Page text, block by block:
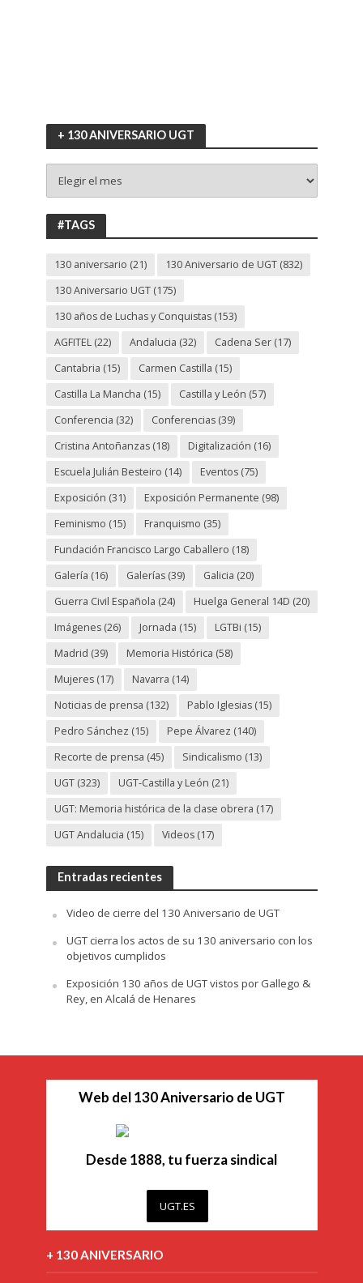
+ 130 ANIVERSARIO UGT
130
ANIVERSARIO
UGT
#TAGS
130 aniversario (21) 130 Aniversario de UGT(832)
130 Aniversario UGT(175)
130 años de Luchas y Conquistas(153)
AGFITEL(22) Andalucia (32) Cadena Ser(17)
Cantabria (15) Carmen Castilla (15)
Castilla La Mancha (15) Castilla y León (57)
Conferencia (32) Conferencias(39)
Cristina Antoñanzas(18) Digitalización (16)
Escuela Julián Besteiro (14) Eventos(75)
Exposición (31) Exposición Permanente (98)
Feminismo (15) Franquismo (35)
Fundación Francisco Largo Caballero (18)
Galería (16) Galerías(39) Galicia (20)
Guerra Civil Española (24) Huelga General 14D (20)
Imágenes(26) Jornada (15) LGTBi (15)
Madrid (39) Memoria Histórica (58)
Mujeres(17) Navarra (14)
Noticias de prensa (132) Pablo Iglesias(15)
Pedro Sánchez (15) Pepe Álvarez (140)
Recorte de prensa (45) Sindicalismo (13)
UGT(323) UGT-Castilla y León (21)
UGT: Memoria histórica de la clase obrera (17)
UGT Andalucia (15) Videos(17)
Entradas recientes
Video de cierre del 130 Aniversario de UGT
UGT cierra los actos de su 130 aniversario con los
objetivos cumplidos
Exposición 130 años de UGT vistos por Gallego &
Rey, en Alcalá de Henares
Web del 130 Aniversario de UGT
Desde 1888, tu fuerza sindical
UGT.ES
+ 130 ANIVERSARIO